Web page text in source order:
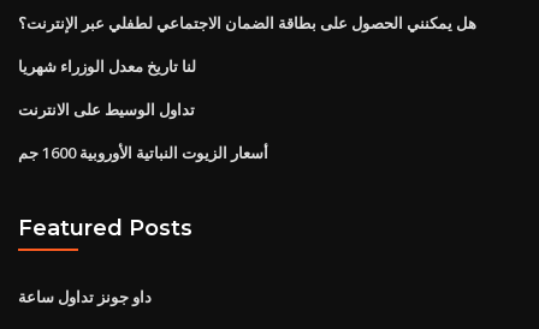
هل يمكنني الحصول على بطاقة الضمان الاجتماعي لطفلي عبر الإنترنت؟
لنا تاريخ معدل الوزراء شهريا
تداول الوسيط على الانترنت
أسعار الزيوت النباتية الأوروبية 1600 جم
Featured Posts
داو جونز تداول ساعة